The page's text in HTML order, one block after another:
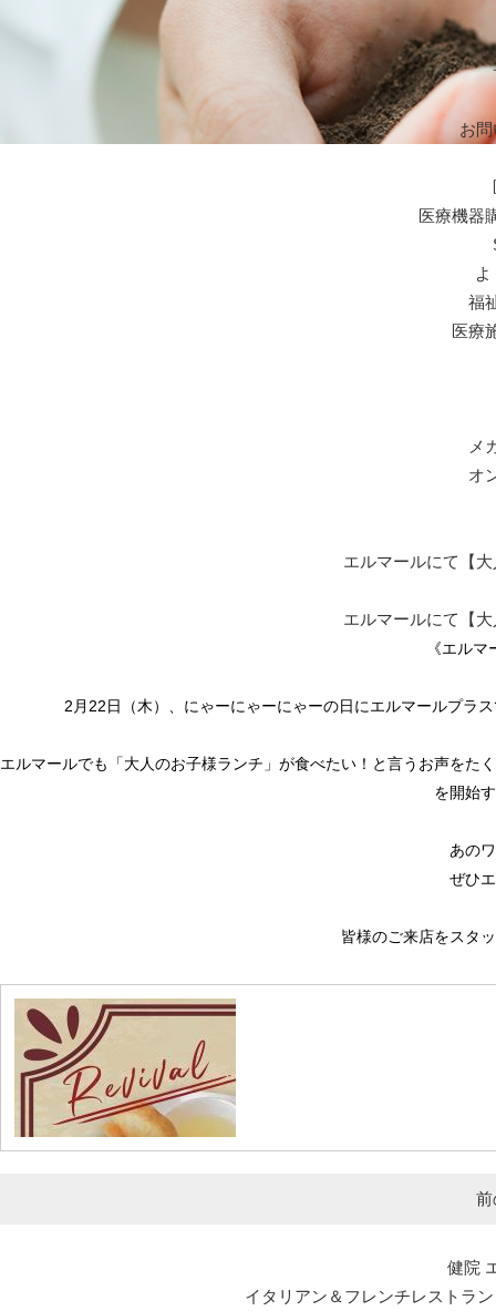
お
医療機器
福
医療
メ
オ
エルマールにて【
エルマールにて【
《エル
2月22日（木）、にゃーにゃーにゃーの日にエルマールプラ
エルマールでも「大人のお子様ランチ」が食べたい！と言うお声をた
を開始
あの
ぜひ
皆様のご来店をスタ
前
健院
イタリアン＆フレンチレストラ